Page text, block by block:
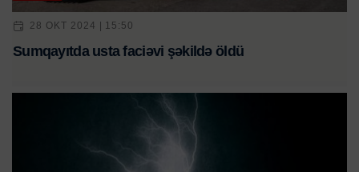
28 OKT 2024 | 15:50
Sumqayıtda usta faciəvi şəkildə öldü